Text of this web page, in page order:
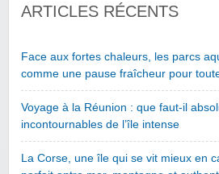
ARTICLES RÉCENTS
Face aux fortes chaleurs, les parcs
comme une pause fraîcheur pour
Voyage à la Réunion : que faut-il
incontournables de l’île intense
La Corse, une île qui se vit mieux en